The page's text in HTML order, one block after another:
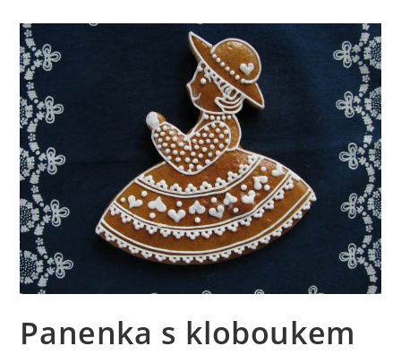
Panenka s kloboukem